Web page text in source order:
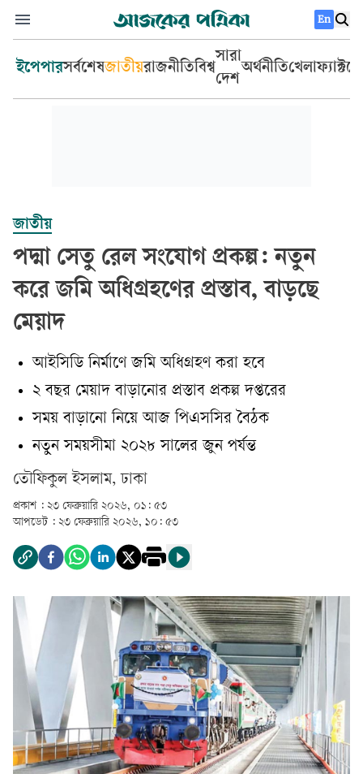
En
ইপেপারসর্বশেষজাতীয়রাজনীতিবিশ্ব
সারা
দেশ
অর্থনীতিখেলা
জাতীয়
পদ্মা সেতু রেল সংযোগ প্রকল্প: নতুন
করে জমি অধিগ্রহণের প্রস্তাব, বাড়ছে
মেয়াদ
আইসিডি নির্মাণে জমি অধিগ্রহণ করা হবে
২ বছর মেয়াদ বাড়ানোর প্রস্তাব প্রকল্প দপ্তরের
সময় বাড়ানো নিয়ে আজ পিএসসির বৈঠক
নতুন সময়সীমা ২০২৮ সালের জুন পর্যন্ত
তৌফিকুল ইসলাম, ঢাকা
প্রকাশ : ২৩ ফেব্রুয়ারি ২০২৬, ০১: ৫৩
আপডেট : ২৩ ফেব্রুয়ারি ২০২৬, ১০: ৫৩